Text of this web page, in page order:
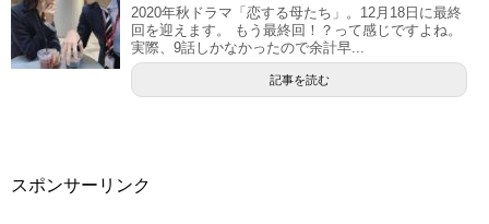
2020年秋ドラマ「恋する母たち」。12月18日に最終
回を迎えます。 もう最終回！？って感じですよね。
実際、9話しかなかったので余計早...
記事を読む
スポンサーリンク